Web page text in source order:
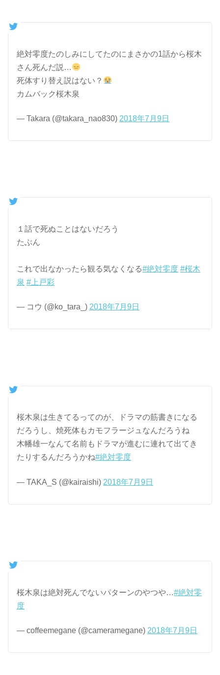
絶対零度たのしみにしてたのにまさかの1話から桜木
さん死んだ説…
死体すり替え説はない？
カムバック桜木泉
— Takara (@takara_nao830) 2018年7月9日
１話で死ぬことはないだろう
たぶん
これで出なかったら観る気なくなる#絶対零度 #桜木
泉 #上戸彩
— コウ (@ko_tara_) 2018年7月9日
桜木泉は生きてるってのが、ドラマの筋書きになる
だろうし、焼死体もカモフラージュなんだろうね
木幡雄一なんて名前もドラマが進むに連れて出てき
たりするんだろうかね#絶対零度
— TAKA_S (@kairaishi) 2018年7月9日
桜木泉は絶対死んでないパターンのやつや…#絶対零
度
— coffeemegane (@cameramegane) 2018年7月9日